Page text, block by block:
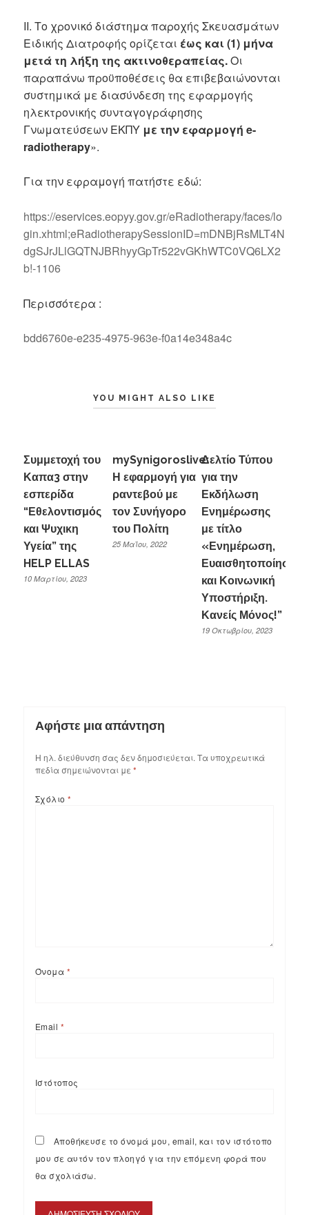
II. Το χρονικό διάστημα παροχής Σκευασμάτων
Ειδικής Διατροφής ορίζεται έως και (1) μήνα
μετά τη λήξη της ακτινοθεραπείας.Οι
παραπάνω προϋποθέσεις θα επιβεβαιώνονται
συστημικά με διασύνδεση της εφαρμογής
ηλεκτρονικής συνταγογράφησης
Γνωματεύσεων ΕΚΠΥ με την εφαρμογή e-
radiotherapy».
Για την εφραμογή πατήστε εδώ:
https://eservices.eopyy.gov.gr/eRadiotherapy/faces/lo
gin.xhtml;eRadiotherapySessionID=mDNBjRsMLT4N
dgSJrJLlGQTNJBRhyyGpTr522vGKhWTC0VQ6LX2
b!-1106
Περισσότερα :
bdd6760e-e235-4975-963e-f0a14e348a4c
YOU MIGHT ALSO LIKE
Συμμετοχή του
Καπα3 στην
εσπερίδα
“Εθελοντισμός
και Ψυχικη
Υγεία” της
HELP ELLAS
10 Μαρτίου, 2023
mySynigoroslive:
Η εφαρμογή για
ραντεβού με
τον Συνήγορο
του Πολίτη
25 Μαΐου, 2022
Δελτίο Τύπου
για την
Εκδήλωση
Ενημέρωσης
με τίτλο
«Ενημέρωση,
Ευαισθητοποίηση
και Κοινωνική
Υποστήριξη.
Κανείς Μόνος!”
19 Οκτωβρίου, 2023
Αφήστε μια απάντηση
Η ηλ. διεύθυνση σας δεν δημοσιεύεται. Τα υποχρεωτικά
πεδία σημειώνονται με *
Σχόλιο *
Όνομα *
Email *
Ιστότοπος
Αποθήκευσε το όνομά μου, email, και τον ιστότοπο
μου σε αυτόν τον πλοηγό για την επόμενη φορά που
θα σχολιάσω.